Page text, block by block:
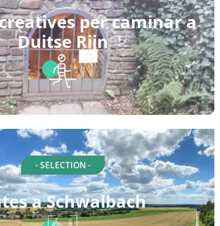
per caminar a
Duitse Rijn
- SELECTION -
a Schwalbach